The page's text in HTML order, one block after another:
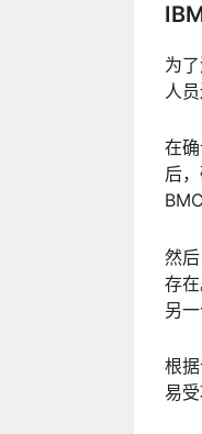
为
人
在
后
然
存
另一
根
易